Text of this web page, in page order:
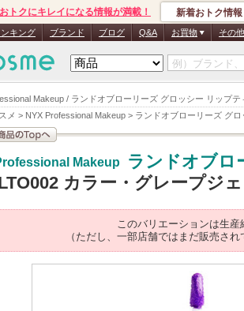
Makeup / ランドオブローリーズ グロッシー リップ
メ > NYX Professional Makeup > ランドオブローリーズ グロ
おトクにキレイになる情報が満載！ 新着おトク情報
ンキング ブランド ブログ Q&A お買物 その他
Makeup ランドオブロ
カラー・グレープジ
このバリエーションは生産
（ただし、一部店舗ではまだ販売され